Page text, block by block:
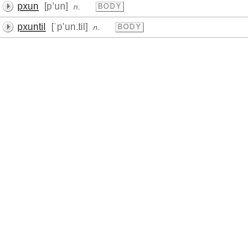
pxun
[pʼun] n. BODY
pxuntil
[ˈpʼun.til] n. BODY